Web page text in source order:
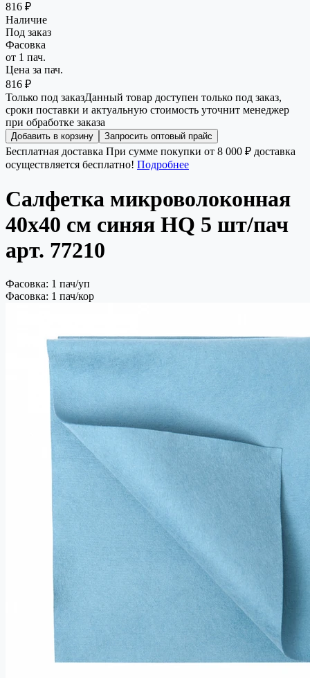
816 ₽
Наличие
Под заказ
Фасовка
от 1 пач.
Цена за пач.
816 ₽
Только под заказДанный товар доступен только под заказ,
сроки поставки и актуальную стоимость уточнит менеджер
при обработке заказа
Добавить в корзину Запросить оптовый прайс
Бесплатная доставка При сумме покупки от 8 000 ₽ доставка
осуществляется бесплатно! Подробнее
Салфетка микроволоконная
40х40 см синяя HQ 5 шт/пач
арт. 77210
Фасовка: 1 пач/уп
Фасовка: 1 пач/кор